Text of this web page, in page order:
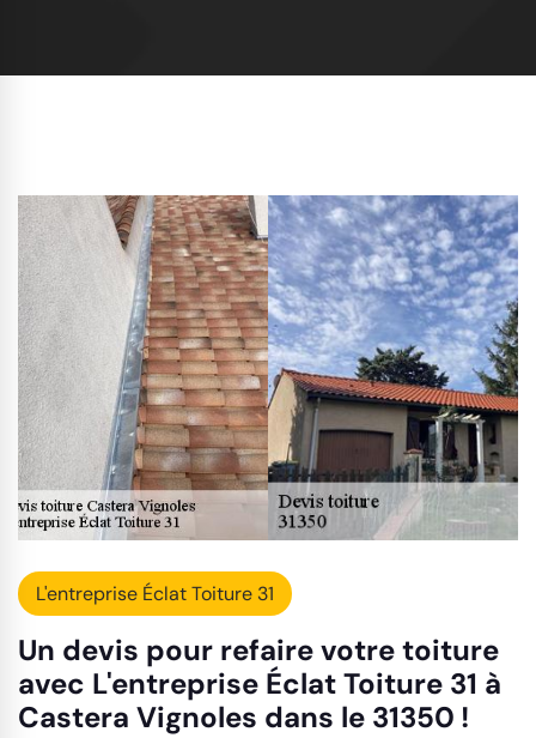
L'entreprise Éclat Toiture 31
Un devis pour refaire votre toiture
avec L'entreprise Éclat Toiture 31 à
Castera Vignoles dans le 31350 !